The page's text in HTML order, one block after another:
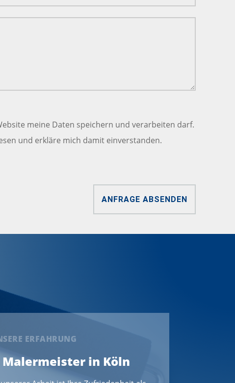
meine Daten speichern und verarbeiten darf.
und erkläre mich damit einverstanden.
ANFRAGE ABSENDEN
ERFAHRUNG
Malermeister in Köln